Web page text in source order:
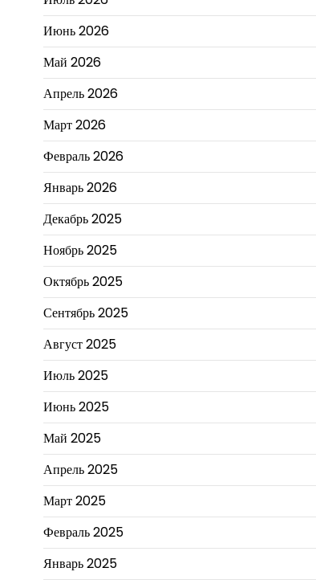
Июнь 2026
Май 2026
Апрель 2026
Март 2026
Февраль 2026
Январь 2026
Декабрь 2025
Ноябрь 2025
Октябрь 2025
Сентябрь 2025
Август 2025
Июль 2025
Июнь 2025
Май 2025
Апрель 2025
Март 2025
Февраль 2025
Январь 2025